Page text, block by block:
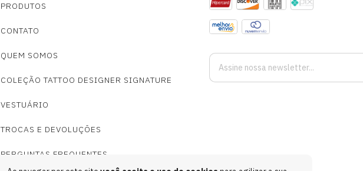
PRODUTOS
CONTATO
QUEM SOMOS
COLEÇÃO TATTOO DESIGNER SIGNATURE
VESTUÁRIO
TROCAS E DEVOLUÇÕES
PERGUNTAS FREQUENTES